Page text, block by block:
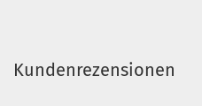
Kundenrezensionen